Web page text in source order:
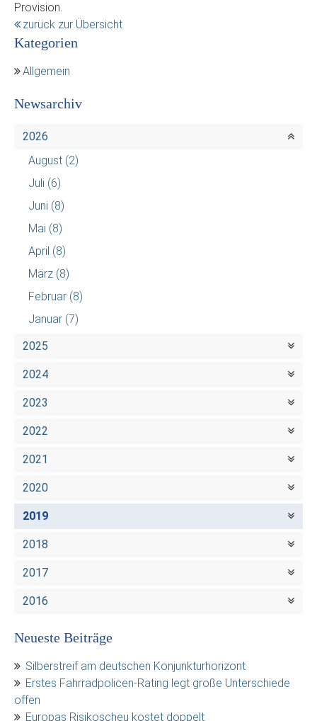
Provision.
zurück zur Übersicht
Kategorien
Allgemein
Newsarchiv
2026
August (2)
Juli (6)
Juni (8)
Mai (8)
April (8)
März (8)
Februar (8)
Januar (7)
2025
2024
2023
2022
2021
2020
2019
2018
2017
2016
Neueste Beiträge
Silberstreif am deutschen Konjunkturhorizont
Erstes Fahrradpolicen-Rating legt große Unterschiede
offen
Europas Risikoscheu kostet doppelt